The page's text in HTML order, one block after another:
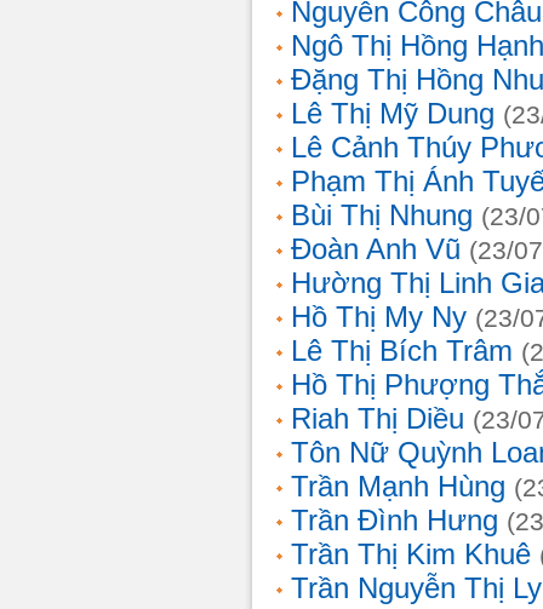
Nguyễn Công Châu
Ngô Thị Hồng Hạnh
Đặng Thị Hồng
Lê Thị Mỹ Dung
Lê Cảnh Thúy
Phạm Thị Ánh
Bùi Thị Nhung (23/
Đoàn Anh Vũ (23/
Hường Thị Linh
Hồ Thị My Ny (23/
Lê Thị Bích Trâm
Hồ Thị Phượng
Riah Thị Diều (23/
Tôn Nữ Quỳnh
Trần Mạnh Hùng
Trần Đình Hưng
Trần Thị Kim Khuê
Trần Nguyễn Thị